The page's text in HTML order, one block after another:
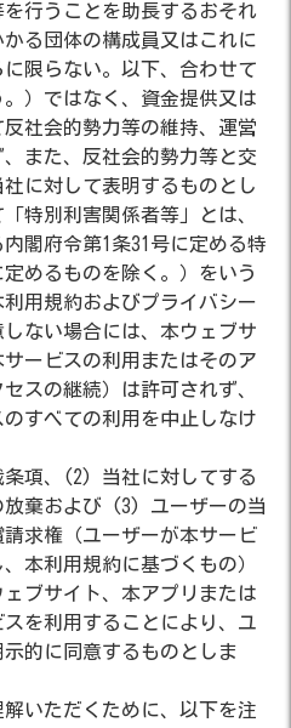
行うことを助長するおそれ
る団体の構成員又はこれに
限らない。以下、合わせて
。）ではなく、資金提供又は
社会的勢力等の維持、運営
また、反社会的勢力等と交
に対して表明するものとし
特別利害関係者等」とは、
閣府令第1条31号に定める特
めるものを除く。）をいう
用規約およびプライバシー
ない場合には、本ウェブサ
ービスの利用またはそのア
スの継続）は許可されず、
すべての利用を中止しなけ
項、(2) 当社に対してする
放棄および (3) ユーザーの当
求権（ユーザーが本サービ
本利用規約に基づくもの）
ブサイト、本アプリまたは
を利用することにより、ユ
的に同意するものとしま
いただくために、以下を注